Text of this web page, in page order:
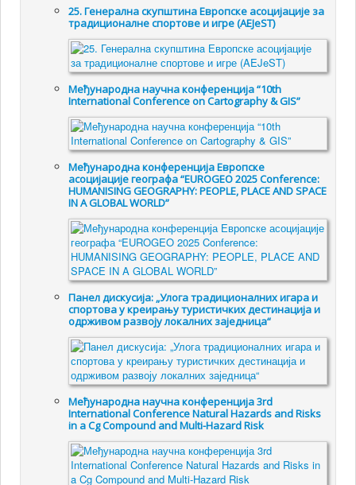
25. Генералнa скупштинa Европске асоцијације за
традиционалне спортове и игре (AEJeST)
Међународна научна конференција “10th
International Conference on Cartography & GIS”
Међународна конференција Европске
асоцијације географа “EUROGEO 2025 Conference:
HUMANISING GEOGRAPHY: PEOPLE, PLACE AND SPACE
IN A GLOBAL WORLD”
Панел дискусија: „Улога традиционалних игара и
спортова у креирању туристичких дестинација и
одрживом развоју локалних заједница“
Међународна научна конференција 3rd
International Conference Natural Hazards and Risks
in a Cg Compound and Multi-Hazard Risk